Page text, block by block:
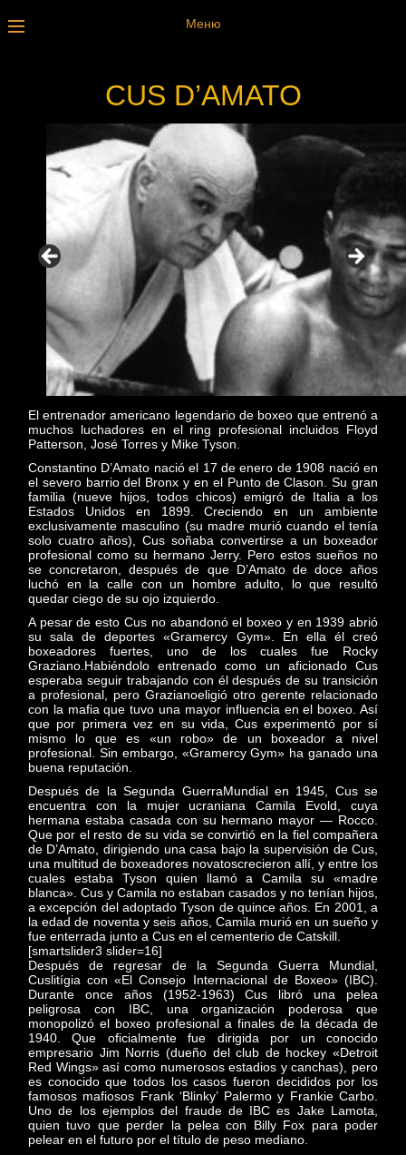
Меню
CUS D’AMATO
El entrenador americano legendario de boxeo que entrenó a
muchos luchadores en el ring profesional incluidos Floyd
Patterson, José Torres y Mike Tyson.
Constantino D’Amato nació el 17 de enero de 1908 nació en
el severo barrio del Bronx y en el Punto de Clason. Su gran
familia (nueve hijos, todos chicos) emigró de Italia a los
Estados Unidos en 1899. Creciendo en un ambiente
exclusivamente masculino (su madre murió cuando el tenía
solo cuatro años), Cus soñaba convertirse a un boxeador
profesional como su hermano Jerry. Pero estos sueños no
se concretaron, después de que D’Amato de doce años
luchó en la calle con un hombre adulto, lo que resultó
quedar ciego de su ojo izquierdo.
A pesar de esto Cus no abandonó el boxeo y en 1939 abrió
su sala de deportes «Gramercy Gym». En ella él creó
boxeadores fuertes, uno de los cuales fue Rocky
Graziano.Habiéndolo entrenado como un aficionado Cus
esperaba seguir trabajando con él después de su transición
a profesional, pero Grazianoeligió otro gerente relacionado
con la mafia que tuvo una mayor influencia en el boxeo. Así
que por primera vez en su vida, Cus experimentó por sí
mismo lo que es «un robo» de un boxeador a nivel
profesional. Sin embargo, «Gramercy Gym» ha ganado una
buena reputación.
Después de la Segunda GuerraMundial en 1945, Cus se
encuentra con la mujer ucraniana Camila Evold, cuya
hermana estaba casada con su hermano mayor — Rocco.
Que por el resto de su vida se convirtió en la fiel compañera
de D’Amato, dirigiendo una casa bajo la supervisión de Cus,
una multitud de boxeadores novatoscrecieron allí, y entre los
cuales estaba Tyson quien llamó a Camila su «madre
blanca». Cus y Camila no estaban casados y no tenían hijos,
a excepción del adoptado Tyson de quince años. En 2001, a
la edad de noventa y seis años, Camila murió en un sueño y
fue enterrada junto a Cus en el cementerio de Catskill.
[smartslider3 slider=16]
Después de regresar de la Segunda Guerra Mundial,
Cuslitígia con «El Consejo Internacional de Boxeo» (IBC).
Durante once años (1952-1963) Cus libró una pelea
peligrosa con IBC, una organización poderosa que
monopolizó el boxeo profesional a finales de la década de
1940. Que oficialmente fue dirigida por un conocido
empresario Jim Norris (dueño del club de hockey «Detroit
Red Wings» así como numerosos estadios y canchas), pero
es conocido que todos los casos fueron decididos por los
famosos mafiosos Frank ‘Blinky’ Palermo y Frankie Carbo.
Uno de los ejemplos del fraude de IBC es Jake Lamota,
quien tuvo que perder la pelea con Billy Fox para poder
pelear en el futuro por el título de peso mediano.